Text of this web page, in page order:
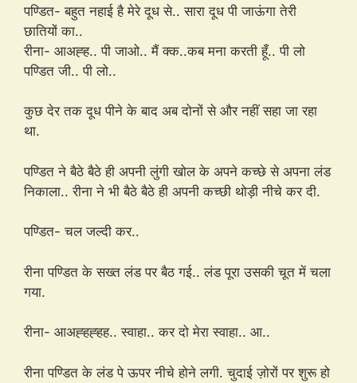
पण्डित- बहुत नहाई है मेरे दूध से.. सारा दूध पी जाऊंगा तेरी
छातियों का..
रीना- आअह्ह.. पी जाओ.. मैं क्क..कब मना करती हूँ.. पी लो
पण्डित जी.. पी लो..
कुछ देर तक दूध पीने के बाद अब दोनों से और नहीं सहा जा रहा
था.
पण्डित ने बैठे बैठे ही अपनी लुंगी खोल के अपने कच्छे से अपना लंड
निकाला.. रीना ने भी बैठे बैठे ही अपनी कच्छी थोड़ी नीचे कर दी.
पण्डित- चल जल्दी कर..
रीना पण्डित के सख्त लंड पर बैठ गई.. लंड पूरा उसकी चूत में चला
गया.
रीना- आअह्हह्हह.. स्वाहा.. कर दो मेरा स्वाहा.. आ..
रीना पण्डित के लंड पे ऊपर नीचे होने लगी. चुदाई ज़ोरों पर शुरू हो